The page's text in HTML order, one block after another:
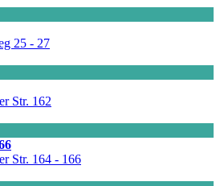
25 - 27
Str. 162
Str. 164 - 166